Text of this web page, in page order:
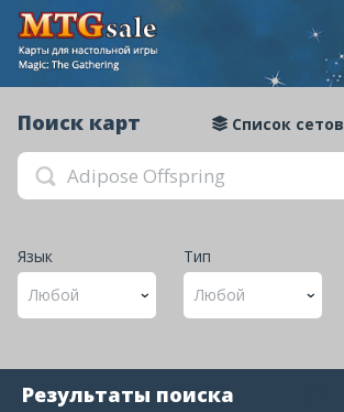
Поиск карт Список сетов
Язык
Любой
Тип
Любой
Результаты поиска